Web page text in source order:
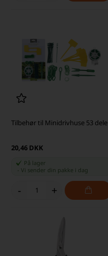
Tilbehør til Minidrivhuse 53 dele
20,46 DKK
På lager
-Vi sender din pakke i dag
- +